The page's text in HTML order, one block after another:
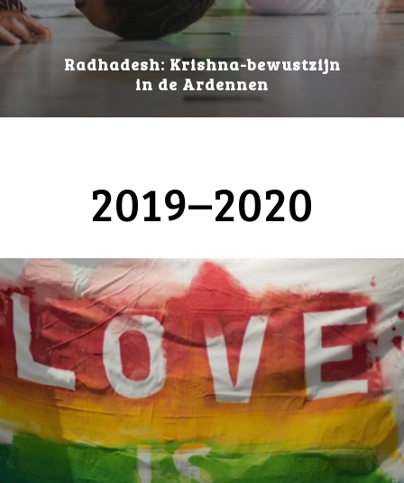
Radhadesh: Krishna-bewustzijn
in de Ardennen
2019–2020